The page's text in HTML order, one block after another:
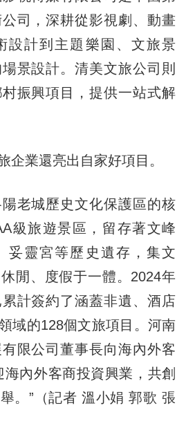
司，深耕從影視劇、動畫
設計到主題樂園、文旅景
景設計。清美文旅公司則
振興項目，提供一站式解
業還亮出自家好項目。
城歷史文化保護區的核
級旅遊景區，留存著文峰
妥靈宮等歷史遺存，集文
閒、度假于一體。2024年
計簽約了涵蓋非遺、酒店
域的128個文旅項目。河南
限公司董事長向海內外客
海內外客商投資興業，共創
。”（記者 溫小娟 郭歌 張